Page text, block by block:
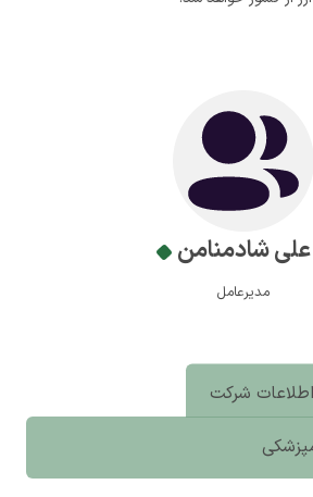
علی شادمنامن
مدیرعامل
اطلاعات شرکت